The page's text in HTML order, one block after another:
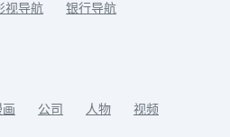
视导航 银行导航
画 公司 人物
视频